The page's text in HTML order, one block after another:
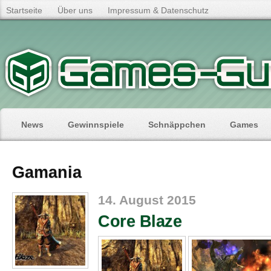
Startseite Über uns Impressum & Datenschutz
News Gewinnspiele Schnäppchen Games
Gamania
14. August 2015
Core Blaze